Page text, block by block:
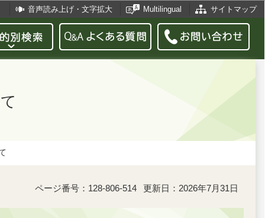
音声読み上げ・文字拡大 Multilingual サイトマップ
ページ番号：128-806-514 更新日：2026年7月31日